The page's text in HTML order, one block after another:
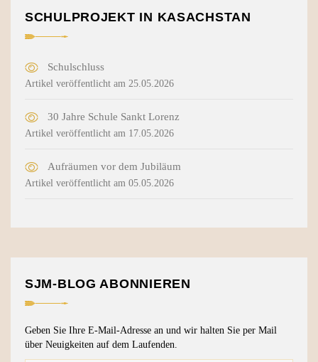
SCHULPROJEKT IN KASACHSTAN
Schulschluss
Artikel veröffentlicht am 25.05.2026
30 Jahre Schule Sankt Lorenz
Artikel veröffentlicht am 17.05.2026
Aufräumen vor dem Jubiläum
Artikel veröffentlicht am 05.05.2026
SJM-BLOG ABONNIEREN
Geben Sie Ihre E-Mail-Adresse an und wir halten Sie per Mail
über Neuigkeiten auf dem Laufenden.